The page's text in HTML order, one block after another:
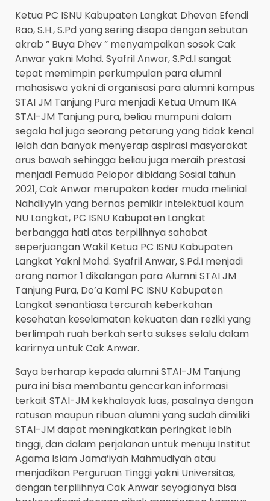
Ketua PC ISNU Kabupaten Langkat Dhevan Efendi
Rao, S.H., S.Pd yang sering disapa dengan sebutan
akrab ” Buya Dhev ” menyampaikan sosok Cak
Anwar yakni Mohd. Syafril Anwar, S.Pd.I sangat
tepat memimpin perkumpulan para alumni
mahasiswa yakni di organisasi para alumni kampus
STAI JM Tanjung Pura menjadi Ketua Umum IKA
STAI-JM Tanjung pura, beliau mumpuni dalam
segala hal juga seorang petarung yang tidak kenal
lelah dan banyak menyerap aspirasi masyarakat
arus bawah sehingga beliau juga meraih prestasi
menjadi Pemuda Pelopor dibidang Sosial tahun
2021, Cak Anwar merupakan kader muda melinial
Nahdliyyin yang bernas pemikir intelektual kaum
NU Langkat, PC ISNU Kabupaten Langkat
berbangga hati atas terpilihnya sahabat
seperjuangan Wakil Ketua PC ISNU Kabupaten
Langkat Yakni Mohd. Syafril Anwar, S.Pd.I menjadi
orang nomor 1 dikalangan para Alumni STAI JM
Tanjung Pura, Do’a Kami PC ISNU Kabupaten
Langkat senantiasa tercurah keberkahan
kesehatan keselamatan kekuatan dan reziki yang
berlimpah ruah berkah serta sukses selalu dalam
karirnya untuk Cak Anwar.
Saya berharap kepada alumni STAI-JM Tanjung
pura ini bisa membantu gencarkan informasi
terkait STAI-JM kekhalayak luas, pasalnya dengan
ratusan maupun ribuan alumni yang sudah dimiliki
STAI-JM dapat meningkatkan peringkat lebih
tinggi, dan dalam perjalanan untuk menuju Institut
Agama Islam Jama’iyah Mahmudiyah atau
menjadikan Perguruan Tinggi yakni Universitas,
dengan terpilihnya Cak Anwar seyogianya bisa